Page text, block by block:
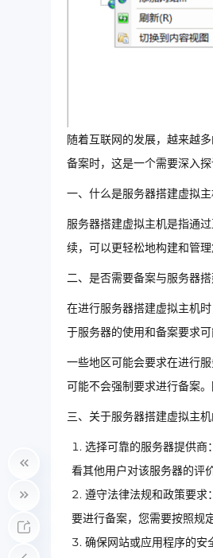
随着互联网的发展，越来越
备案时，这是一个需要深入
一、什么是服务器搭建虚拟主
服务器搭建虚拟主机是指通
续，可以更轻松地构建和管理
二、是否需要备案与服务器
在进行服务器搭建虚拟主机
于服务器的使用和备案要求可
一些地区可能会要求在进行
可能不会强制要求进行备案
三、关于服务器搭建虚拟主
选择可靠的服务器提供商
看其他用户对该服务器的评
遵守法律法规和政策要求
要进行备案，您需要按照规
确保网站或应用程序的安